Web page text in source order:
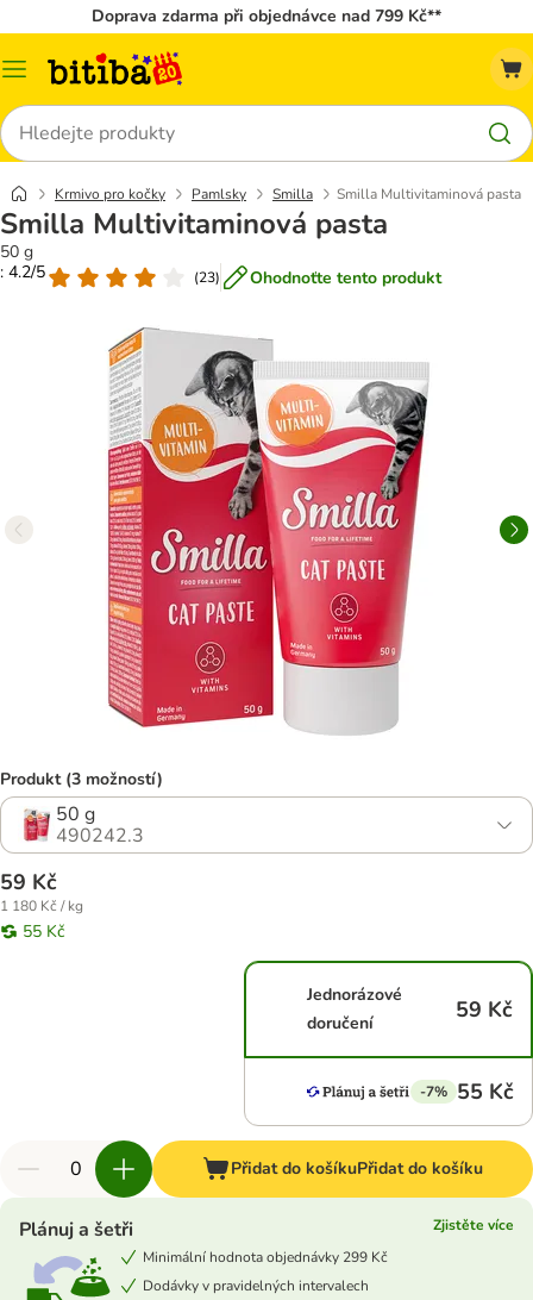
Doprava zdarma při objednávce nad 799 Kč**
Kategorie
Hledat
Krmivo pro kočky Pamlsky Smilla Smilla Multivitaminová pasta
Smilla Multivitaminová pasta
50 g
: 4.2/5
(23) Ohodnoťte tento produkt
Produkt (3 možností)
50 g
490242.3
59 Kč
1 180 Kč / kg
55 Kč
Jednorázové
doručení
59 Kč
-7% 55 Kč
Přidat do košíkuPřidat do košíku
Plánuj a šetři
Zjistěte více
Minimální hodnota objednávky 299 Kč
Dodávky v pravidelných intervalech